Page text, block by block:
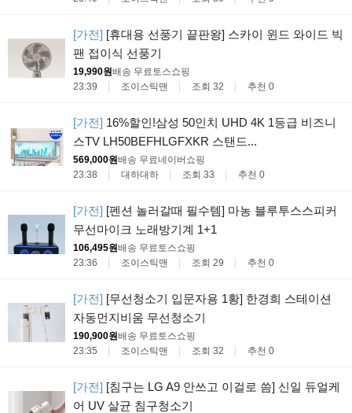
[가전] [휴대용 선풍기 끝판왕] 스카이 윈드 와이드 빅
팬 접이식 선풍기
19,990원배송 무료 토스쇼핑
23:39
조이스틱맨 조회 32 추천 0
[가전] 16%할인!삼성 50인치 UHD 4K 1등급 비즈니
스TV LH50BEFHLGFXKR 스탠드...
569,000원배송 무료네이버쇼핑
23:38
대하대하 조회 33 추천 0
[가전] [펜션 놀러갈때 필수템] 마농 블루투스스피커
무선마이크 노래방기계 1+1
106,495원배송 무료 토스쇼핑
23:36
조이스틱맨 조회 29 추천 0
[가전] [무선청소기 입문자용 1황] 한경희 스테이션
자동먼지비움 무선청소기
190,900원배송 무료 토스쇼핑
23:35
조이스틱맨 조회 32 추천 0
[가전] [침구는 LG A9 안쓰고 이걸로 씀] 신일 듀얼케
어 UV 살균 침구청소기